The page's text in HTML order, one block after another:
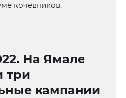
кочевников.
На Ямале
три
кампании